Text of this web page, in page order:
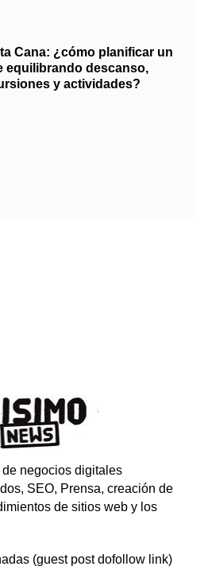
Cana: ¿cómo planificar un
equilibrando descanso,
y actividades?
negocios digitales
SEO, Prensa, creación de
de sitios web y los
(guest post dofollow link)